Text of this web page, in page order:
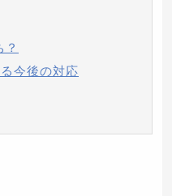
今後の対応